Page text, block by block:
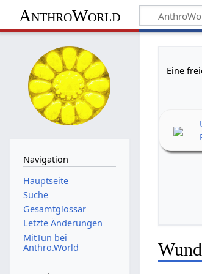
AnthroWorld
Eine
Navigation
Hauptseite
Suche
Gesamtglossar
Letzte Änderungen
MitTun bei
Anthro.World